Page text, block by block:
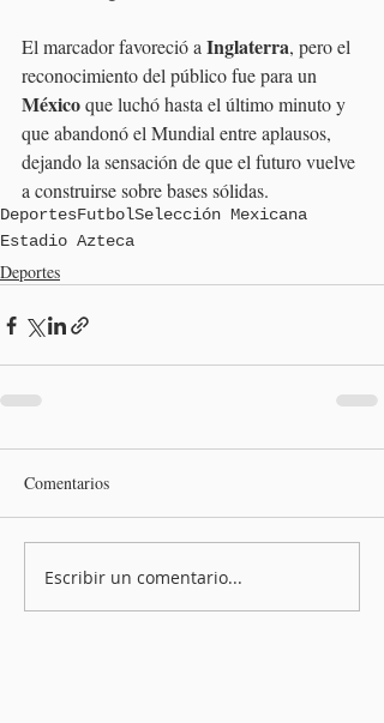
El marcador favoreció a Inglaterra, pero el
reconocimiento del público fue para un
México que luchó hasta el último minuto y
que abandonó el Mundial entre aplausos,
dejando la sensación de que el futuro vuelve
a construirse sobre bases sólidas.
DeportesFutbolSelección Mexicana
Estadio Azteca
Deportes
Comentarios
Escribir un comentario...